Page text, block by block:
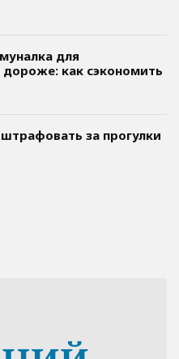
для
как сэкономить
за прогулки